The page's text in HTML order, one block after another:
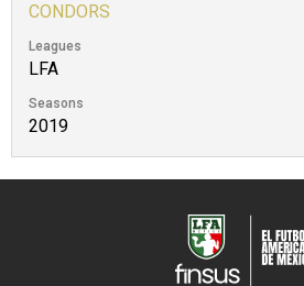
CONDORS
Leagues
LFA
Seasons
2019